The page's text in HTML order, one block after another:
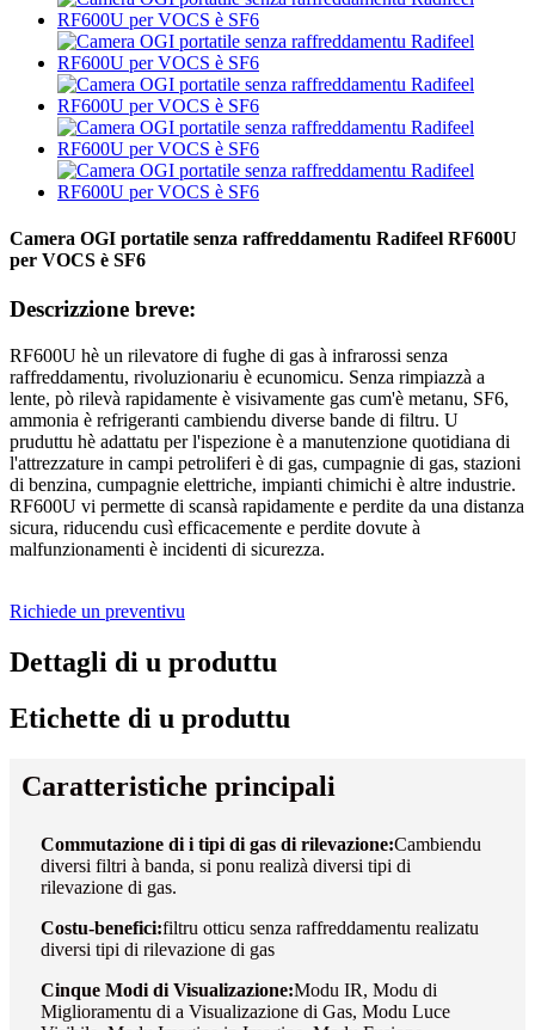
Camera OGI portatile senza raffreddamentu Radifeel RF600U
per VOCS è SF6
Descrizzione breve:
RF600U hè un rilevatore di fughe di gas à infrarossi senza
raffreddamentu, rivoluzionariu è ecunomicu. Senza rimpiazzà a
lente, pò rilevà rapidamente è visivamente gas cum'è metanu, SF6,
ammonia è refrigeranti cambiendu diverse bande di filtru. U
pruduttu hè adattatu per l'ispezione è a manutenzione quotidiana di
l'attrezzature in campi petroliferi è di gas, cumpagnie di gas, stazioni
di benzina, cumpagnie elettriche, impianti chimichi è altre industrie.
RF600U vi permette di scansà rapidamente e perdite da una distanza
sicura, riducendu cusì efficacemente e perdite dovute à
malfunzionamenti è incidenti di sicurezza.
Richiede un preventivu
Dettagli di u produttu
Etichette di u produttu
Caratteristiche principali
Commutazione di i tipi di gas di rilevazione:Cambiendu
diversi filtri à banda, si ponu realizà diversi tipi di
rilevazione di gas.
Costu-benefici:filtru otticu senza raffreddamentu realizatu
diversi tipi di rilevazione di gas
Cinque Modi di Visualizazione:Modu IR, Modu di
Miglioramentu di a Visualizazione di Gas, Modu Luce